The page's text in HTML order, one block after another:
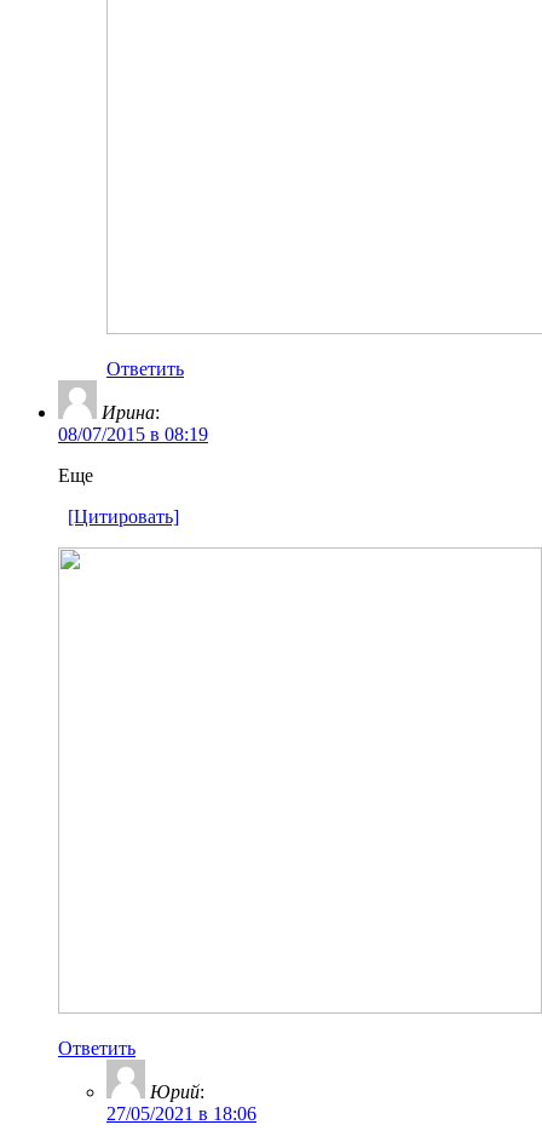
Ответить
Ирина:
08/07/2015 в 08:19
Еще
[Цитировать]
Ответить
Юрий:
27/05/2021 в 18:06